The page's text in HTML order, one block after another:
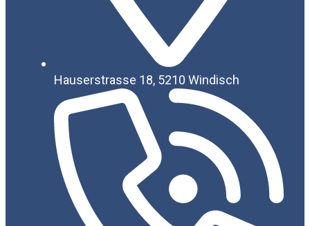
Hauserstrasse 18, 5210 Windisch